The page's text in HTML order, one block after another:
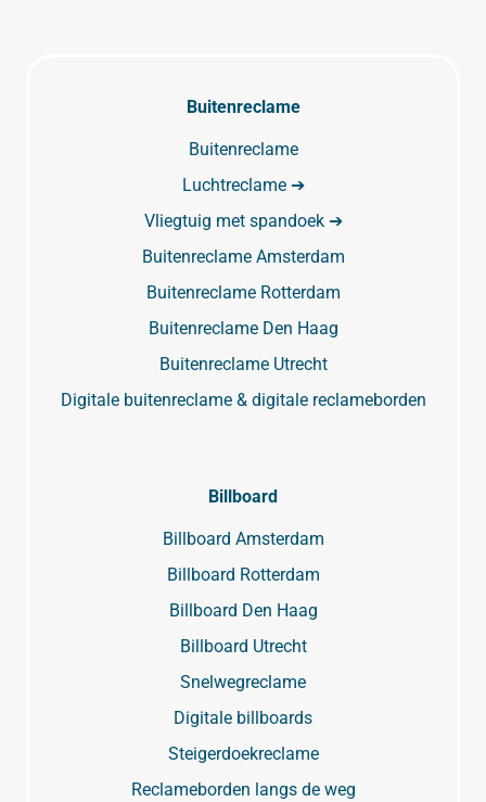
Buitenreclame
Buitenreclame
Luchtreclame ➔
Vliegtuig met spandoek ➔
Buitenreclame Amsterdam
Buitenreclame Rotterdam
Buitenreclame Den Haag
Buitenreclame Utrecht
Digitale buitenreclame & digitale reclameborden
Billboard
Billboard Amsterdam
Billboard Rotterdam
Billboard Den Haag
Billboard Utrecht
Snelwegreclame
Digitale billboards
Steigerdoekreclame
Reclameborden langs de weg